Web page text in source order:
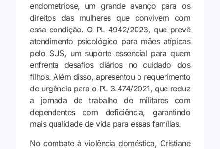
endometriose, um grande avanço para os
direitos das mulheres que convivem com
essa condição. O PL 4942/2023, que prevê
atendimento psicológico para mães atípicas
pelo SUS, um suporte essencial para quem
enfrenta desafios diários no cuidado dos
filhos. Além disso, apresentou o requerimento
de urgência para o PL 3.474/2021, que reduz
a jornada de trabalho de militares com
dependentes com deficiência, garantindo
mais qualidade de vida para essas famílias.
No combate à violência doméstica, Cristiane